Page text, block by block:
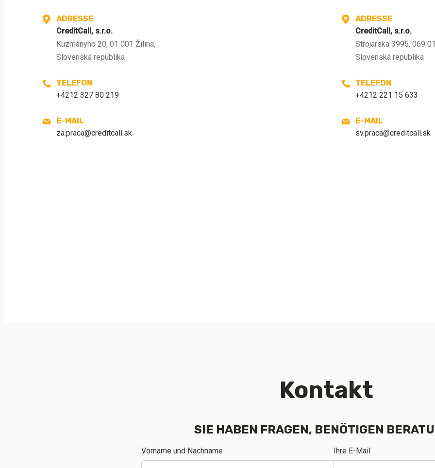
ADRESSE
CreditCall, s.r.o.
Kuzmányho 20, 01 001 Žilina,
Slovenská republika
TELEFON
+4212 327 80 219
E-MAIL
za.praca@creditcall.sk
ADRESSE
CreditCall, s.r.o.
Strojárska 3995, 069
Slovenská republika
TELEFON
+4212 221 15 633
E-MAIL
sv.praca@creditcall.sk
Kontakt
SIE HABEN FRAGEN, BENÖTIGEN
Vorname und Nachname Ihre E-Mail